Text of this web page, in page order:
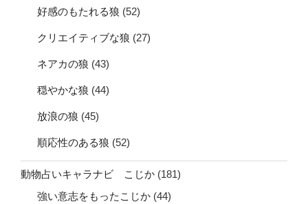
好感のもたれる狼 (52)
クリエイティブな狼 (27)
ネアカの狼 (43)
穏やかな狼 (44)
放浪の狼 (45)
順応性のある狼 (52)
動物占いキャラナビ こじか (181)
強い意志をもったこじか (44)